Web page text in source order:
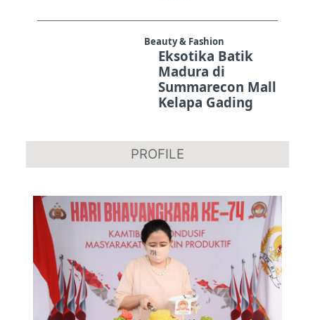
Beauty & Fashion
Eksotika Batik
Madura di
Summarecon Mall
Kelapa Gading
PROFILE